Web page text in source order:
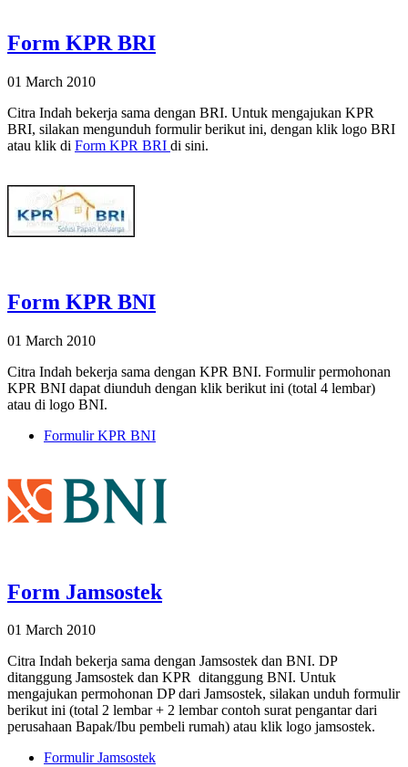
Form KPR BRI
01 March 2010
Citra Indah bekerja sama dengan BRI. Untuk mengajukan KPR
BRI, silakan mengunduh formulir berikut ini, dengan klik logo BRI
atau klik di Form KPR BRI di sini.
Form KPR BNI
01 March 2010
Citra Indah bekerja sama dengan KPR BNI. Formulir permohonan
KPR BNI dapat diunduh dengan klik berikut ini (total 4 lembar)
atau di logo BNI.
Formulir KPR BNI
Form Jamsostek
01 March 2010
Citra Indah bekerja sama dengan Jamsostek dan BNI. DP
ditanggung Jamsostek dan KPR ditanggung BNI. Untuk
mengajukan permohonan DP dari Jamsostek, silakan unduh formulir
berikut ini (total 2 lembar + 2 lembar contoh surat pengantar dari
perusahaan Bapak/Ibu pembeli rumah) atau klik logo jamsostek.
Formulir Jamsostek